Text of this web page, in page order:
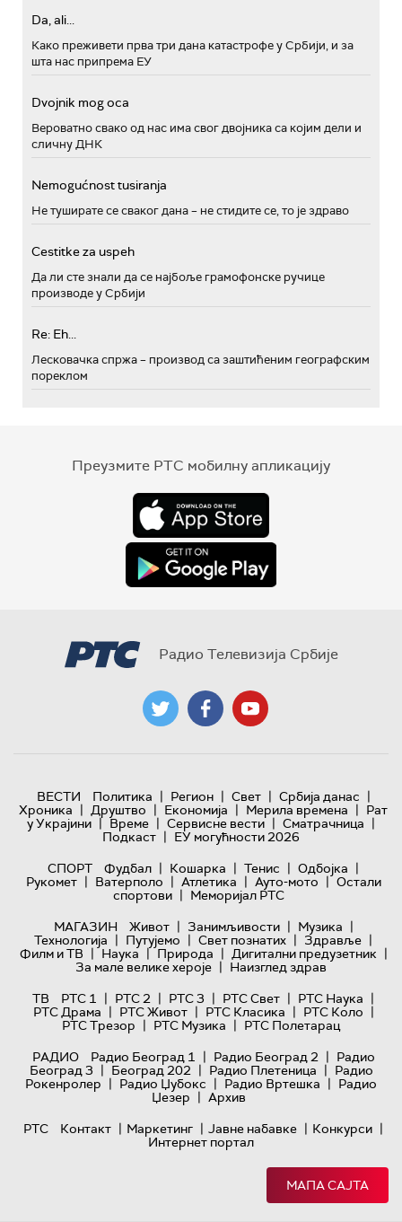
Da, ali...
Како преживети прва три дана катастрофе у Србији, и за
шта нас припрема ЕУ
Dvojnik mog oca
Вероватно свако од нас има свог двојника са којим дели и
сличну ДНК
Nemogućnost tusiranja
Не туширате се сваког дана – не стидите се, то је здраво
Cestitke za uspeh
Да ли сте знали да се најбоље грамофонске ручице
производе у Србији
Re: Eh...
Лесковачка спржа – производ са заштићеним географским
пореклом
Преузмите РТС мобилну апликацију
Радио Телевизија Србије
ВЕСТИ Политика | Регион | Свет | Србија данас |
Хроника | Друштво | Економија | Мерила времена | Рат
у Украјини | Време | Сервисне вести | Сматрачница |
Подкаст | ЕУ могућности 2026
СПОРТ
Фудбал | Кошарка | Тенис | Одбојка |
Рукомет | Ватерполо | Атлетика | Ауто-мото | Остали
спортови | Меморијал РТС
МАГАЗИН
Живот | Занимљивости | Музика |
Технологијa | Путујемо | Свет познатих | Здравље |
Филм и ТВ | Наука | Природа | Дигитални предузетник |
За мале велике хероје | Наизглед здрав
ТВ
РТС 1 | РТС 2 | РТС 3 | РТС Свет | РТС Наука |
РТС Драма | РТС Живот | РТС Класика | РТС Коло |
РТС Трезор | РТС Музика | РТС Полетарац
РАДИО
Радио Београд 1 | Радио Београд 2 | Радио
Београд 3 | Београд 202 | Радио Плетеница | Радио
Рокенролер | Радио Џубокс | Радио Вртешка | Радио
Џезер | Архив
РТС
Контакт | Маркетинг | Јавне набавке | Конкурси |
Интернет портал
МАПА САЈТА